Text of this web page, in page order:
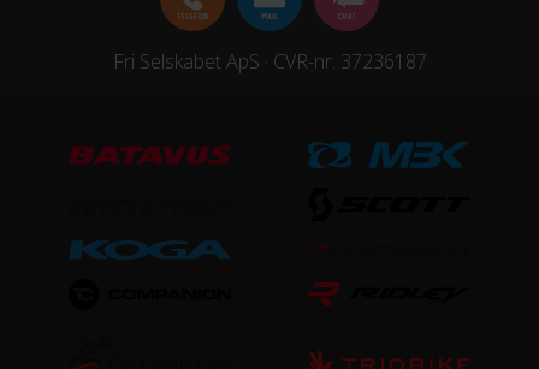
Skiftegreb
Dæk
Fri Selskabet ApS · CVR-nr. 37236187